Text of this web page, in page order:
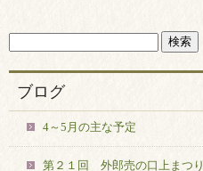
ブログ
4～5月の主な予定
第２１回 外郎売の口上まつり